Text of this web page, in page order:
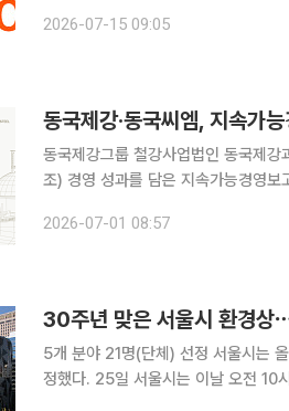
‘AI 임팩트 솔루션’ 사업의 최종 선발
2026-07-15 09:05
동국제강·동국씨엠, 지속가
동국제강그룹 철강사업법인 동국제강
조) 경영 성과를 담은 지속가능경영
동국씨엠이 ‘2026년 지속가능경영보
2026-07-01 08:57
30주년 맞은 서울시 환경상
5개 분야 21명(단체) 선정 서울시는 올해 30회를 맞는 ‘서울특별시 환경상’ 수상자 21명(단체)을 선
정했다. 25일 서울시는 이날 오전 10시 동대문디자인플라자(DDP)에서 열린 시상식에 오세훈 서울